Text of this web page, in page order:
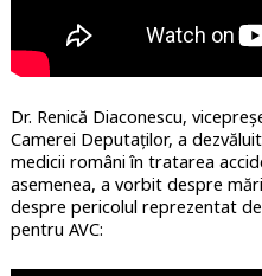
Dr. Renică Diaconescu,
Camerei Deputaților, a
medicii români în tratarea
asemenea, a vorbit despre
despre pericolul reprezentat
pentru AVC: